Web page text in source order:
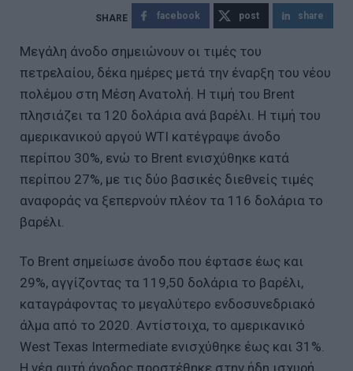
facebook post share
Μεγάλη άνοδο σημειώνουν οι τιμές του
πετρελαίου, δέκα ημέρες μετά την έναρξη του νέου
πολέμου στη Μέση Ανατολή. Η τιμή του Brent
πλησιάζει τα 120 δολάρια ανά βαρέλι. Η τιμή του
αμερικανικού αργού WTI κατέγραψε άνοδο
περίπου 30%, ενώ το Brent ενισχύθηκε κατά
περίπου 27%, με τις δύο βασικές διεθνείς τιμές
αναφοράς να ξεπερνούν πλέον τα 116 δολάρια το
βαρέλι.
Το Brent σημείωσε άνοδο που έφτασε έως και
29%, αγγίζοντας τα 119,50 δολάρια το βαρέλι,
καταγράφοντας το μεγαλύτερο ενδοσυνεδριακό
άλμα από το 2020. Αντίστοιχα, το αμερικανικό
West Texas Intermediate ενισχύθηκε έως και 31%.
Η νέα αυτή άνοδος προστέθηκε στην ήδη ισχυρή